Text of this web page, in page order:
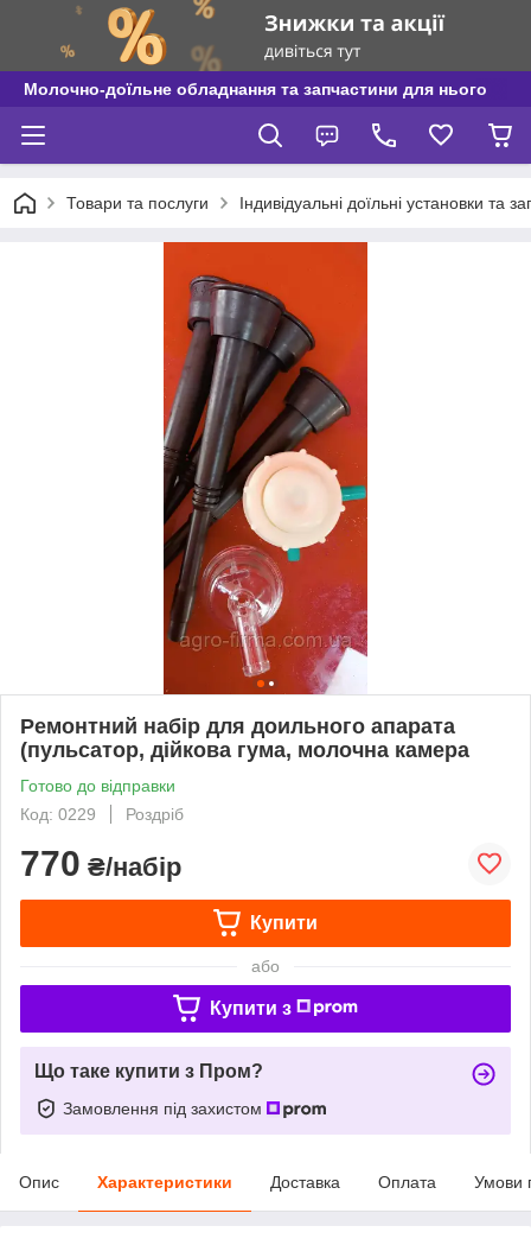
Молочно-доїльне обладнання та запчастини для нього
Товари та послуги Індивідуальні доїльні установки та
Ремонтний набір для доильного апарата
(пульсатор, дійкова гума, молочна камера
Готово до відправки
Код: 0229
Роздріб
770 ₴/набір
Купити
або
Купити з
Що таке купити з Пром?
Замовлення під захистом
Опис Характеристики Доставка Оплата Умови